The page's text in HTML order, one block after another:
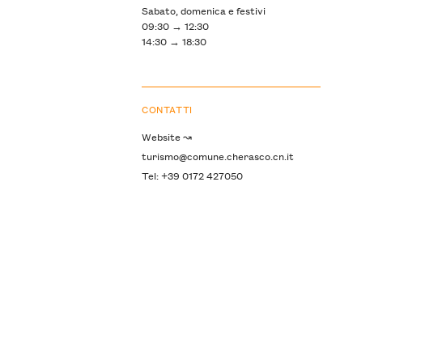
Sabato, domenica e festivi
09:30 → 12:30
14:30 → 18:30
CONTATTI
Website ↝
turismo@comune.cherasco.cn.it
Tel: +39 0172 427050